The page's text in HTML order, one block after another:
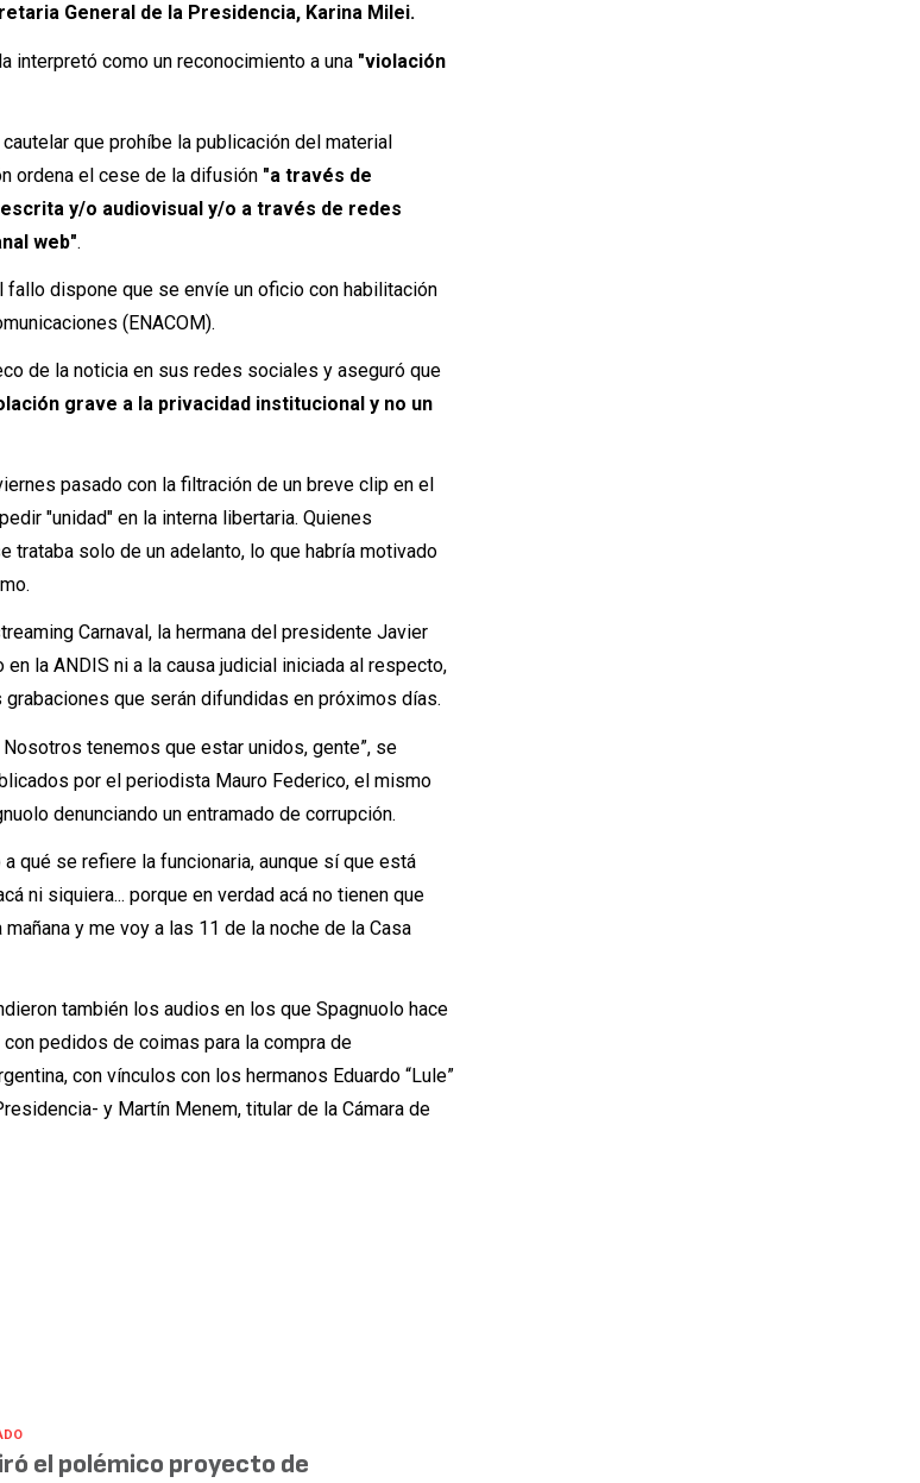
General de la Presidencia, Karina Milei.
interpretó como un reconocimiento a una "violación
que prohíbe la publicación del material
ordena el cese de la difusión "a través de
y/o audiovisual y/o a través de redes
web".
dispone que se envíe un oficio con habilitación
(ENACOM).
de la noticia en sus redes sociales y aseguró que
grave a la privacidad institucional y no un
pasado con la filtración de un breve clip en el
"unidad" en la interna libertaria. Quienes
trataba solo de un adelanto, lo que habría motivado
Carnaval, la hermana del presidente Javier
la ANDIS ni a la causa judicial iniciada al respecto,
grabaciones que serán difundidas en próximos días.
tenemos que estar unidos, gente”, se
por el periodista Mauro Federico, el mismo
denunciando un entramado de corrupción.
qué se refiere la funcionaria, aunque sí que está
ni siquiera... porque en verdad acá no tienen que
y me voy a las 11 de la noche de la Casa
también los audios en los que Spagnuolo hace
pedidos de coimas para la compra de
con vínculos con los hermanos Eduardo “Lule”
y Martín Menem, titular de la Cámara de
el polémico proyecto de